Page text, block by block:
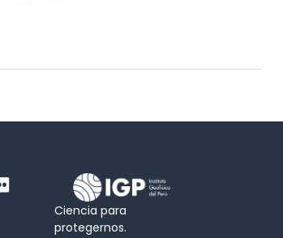
Ciencia para
protegernos.